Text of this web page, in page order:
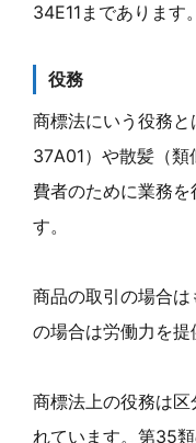
34E11まであります。
役務
商標法にいう役務
37A01）や散髪（
費者のために業務
す。
商品の取引の場合
の場合は労働力を提
商標法上の役務は
れています。第35